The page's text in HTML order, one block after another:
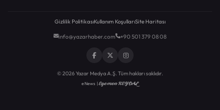
Gizlilik PolitikasıKullanım KoşullarıSite Haritası
info@yazarhaber.com +90 501 379 08 08
© 2026 Yazar Medya A.Ş. Tüm hakları saklıdır.
eNews |Egemen KEYDAL